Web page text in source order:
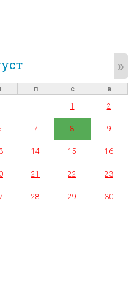
»
п с
в
1
2
7 8 9
14 15 16
21 22 23
28 29 30